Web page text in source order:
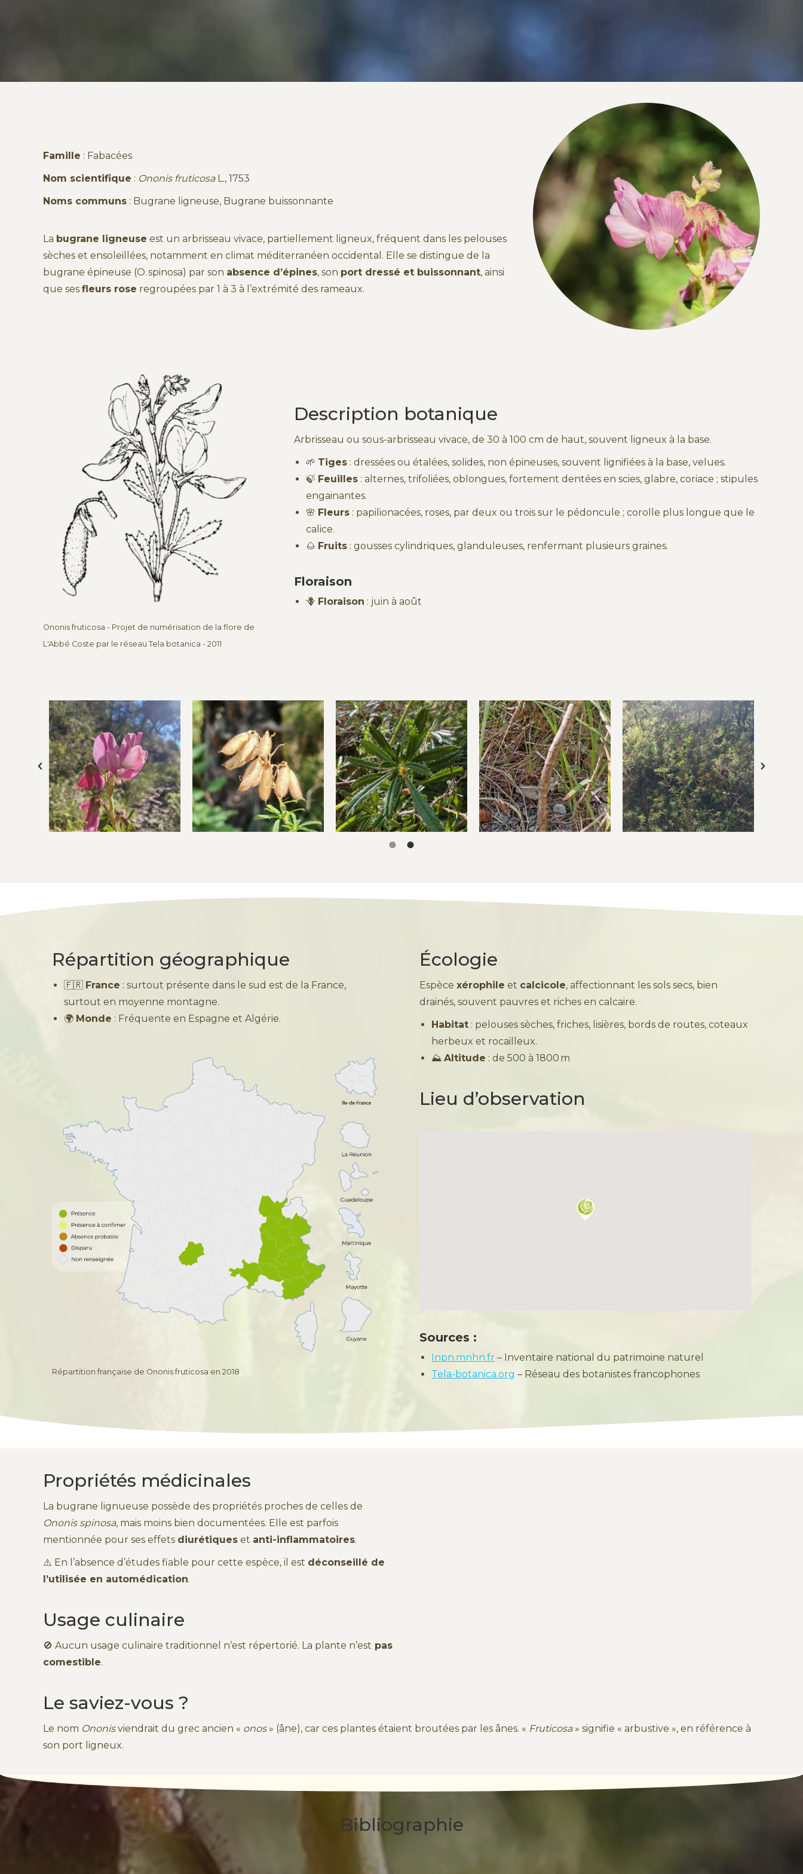
Famille : Fabacées
Nom scientifique : Ononis fruticosaL., 1753
Noms communs : Bugrane ligneuse, Bugrane buissonnante
La bugrane ligneuse est un arbrisseau vivace, partiellement ligneux, fréquent dans les pelouses
sèches et ensoleillées, notamment en climat méditerranéen occidental. Elle se distingue de la
bugrane épineuse (O. spinosa) par son absence d’épines, son port dressé et buissonnant, ainsi
que ses fleurs rose regroupées par 1 à 3 à l’extrémité des rameaux.
Ononis fruticosa - Projet de numérisation de la flore de
L'Abbé Coste par le réseau Tela botanica - 2011
Description botanique
Arbrisseau ou sous-arbrisseau vivace, de 30 à 100 cm de haut, souvent ligneux à la base.
🌱 Tiges : dressées ou étalées, solides, non épineuses, souvent lignifiées à la base, velues.
🍃 Feuilles : alternes, trifoliées, oblongues, fortement dentées en scies, glabre, coriace ; stipules
engainantes.
🌸 Fleurs : papilionacées, roses, par deux ou trois sur le pédoncule ; corolle plus longue que le
calice.
🌰 Fruits : gousses cylindriques, glanduleuses, renfermant plusieurs graines.
Floraison
🪻 Floraison : juin à août
Répartition géographique
🇫🇷 France : surtout présente dans le sud est de la France,
surtout en moyenne montagne.
🌍 Monde : Fréquente en Espagne et Algérie.
Répartition française de Ononis fruticosa en 2018
Écologie
Espèce xérophile et calcicole, affectionnant les sols secs, bien
drainés, souvent pauvres et riches en calcaire.
Habitat : pelouses sèches, friches, lisières, bords de routes, coteaux
herbeux et rocailleux.
⛰️ Altitude : de 500 à 1800 m
Lieu d’observation
Sources :
Inpn.mnhn.fr – Inventaire national du patrimoine naturel
Tela-botanica.org – Réseau des botanistes francophones
Propriétés médicinales
La bugrane lignueuse possède des propriétés proches de celles de
Ononis spinosa, mais moins bien documentées. Elle est parfois
mentionnée pour ses effets diurétiques et anti-inflammatoires.
⚠️ En l’absence d’études fiable pour cette espèce, il est déconseillé de
l’utilisée en automédication.
Usage culinaire
🚫 Aucun usage culinaire traditionnel n’est répertorié. La plante n’est pas
comestible.
Le saviez-vous ?
Le nom Ononisviendrait du grec ancien « onos» (âne), car ces plantes étaient broutées par les ânes. « Fruticosa» signifie « arbustive », en référence à
son port ligneux.
Bibliographie